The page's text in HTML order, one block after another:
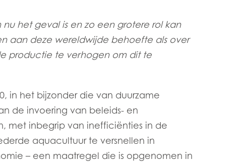
het geval is en zo een grotere rol kan
aan deze wereldwijde behoefte als over
productie te verhogen om dit te
in het bijzonder die van duurzame
de invoering van beleids- en
met inbegrip van inefficiënties in de
aquacultuur te versnellen in
– een maatregel die is opgenomen in